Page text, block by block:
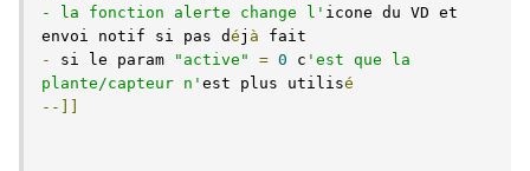
- la fonction alerte change l' icone du VD et
envoi notif si pas déj à
-
si le param "active" = 0 c 'est que la
plante/capteur n' est plus utilisé
--]]